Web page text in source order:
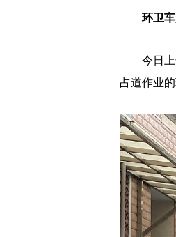
环卫车
今日上午
占道作业